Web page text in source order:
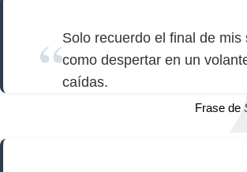
Solo recuerdo el final de mis
como despertar en un
caídas.
Frase de